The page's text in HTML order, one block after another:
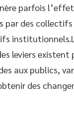
parfois
par des
leviers
aux publics,
des